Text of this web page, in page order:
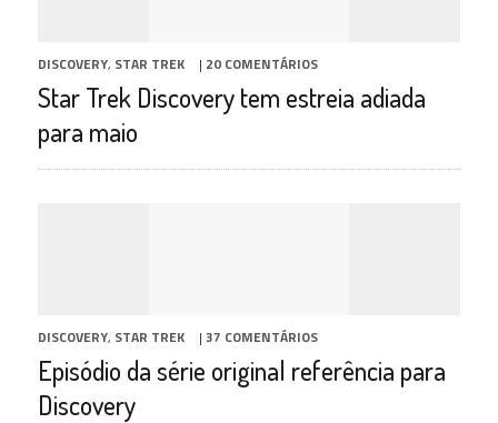
DISCOVERY, STAR TREK | 20 COMENTÁRIOS
Star Trek Discovery tem estreia adiada
para maio
DISCOVERY, STAR TREK | 37 COMENTÁRIOS
Episódio da série original referência para
Discovery